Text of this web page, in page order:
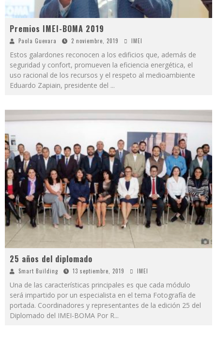
Premios IMEI-BOMA 2019
Paola Guevara 2 noviembre, 2019 IMEI
Estos galardones reconocen a los edificios que, además de
seguridad y confort, promueven la eficiencia energética, el
uso racional de los recursos y el respeto al medioambiente
Eduardo Zapiain, presidente del ...
25 años del diplomado
Smart Building 13 septiembre, 2019 IMEI
Una de las características principales es que cada módulo
será impartido por un especialista en el tema Fotografía de
portada. Coordinadores y representantes de la edición 25 del
Diplomado del IMEI-BOMA Por R...